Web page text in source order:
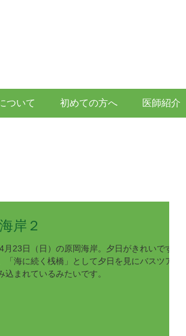
ついて 初めての方へ 医師紹介
岸２
月23日（日）の原岡海岸。夕日がきれいです。
「海に続く桟橋」として夕日を見にバスツアー
込まれているみたいです。